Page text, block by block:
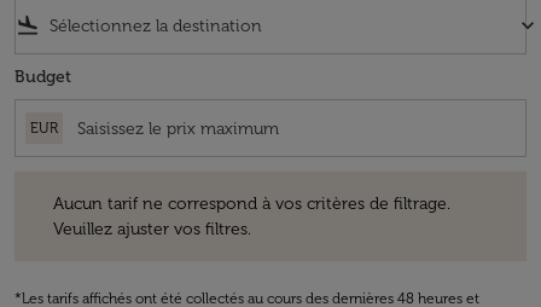
flight_land keyboard_arrow_down
Budget
EUR
Aucun tarif ne correspond à vos critères de filtrage.
Veuillez ajuster vos filtres.
*Les tarifs affichés ont été collectés au cours des dernières 48 heures et